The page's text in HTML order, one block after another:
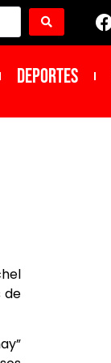
DEPORTES
de